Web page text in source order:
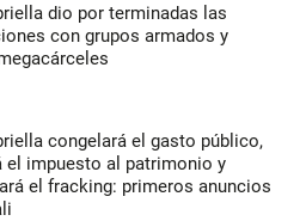
dio por terminadas las
con grupos armados y
congelará el gasto público,
el impuesto al patrimonio y
el fracking: primeros anuncios